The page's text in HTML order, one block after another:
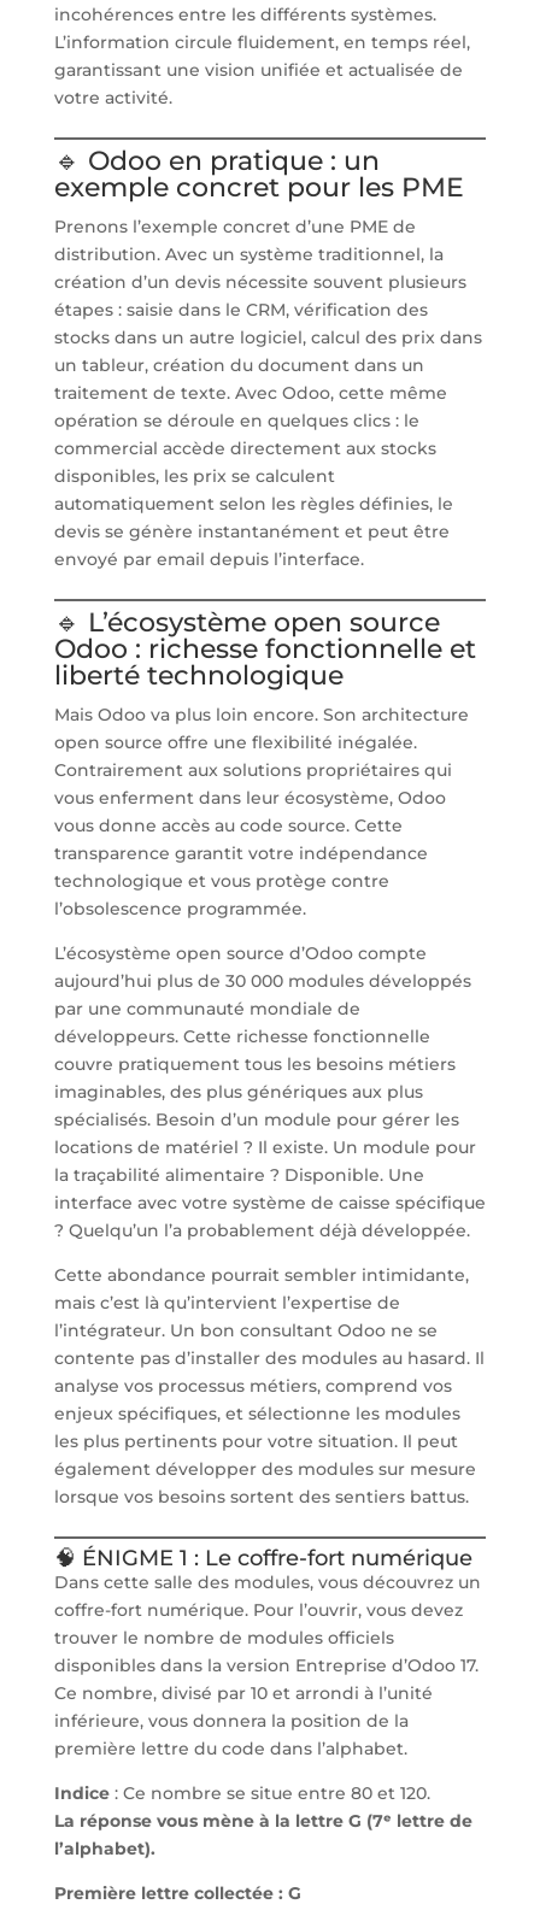
incohérences entre les différents systèmes.
L’information circule fluidement, en temps réel,
garantissant une vision unifiée et actualisée de
votre activité.
🔹 Odoo en pratique : un
exemple concret pour les PME
Prenons l’exemple concret d’une PME de
distribution. Avec un système traditionnel, la
création d’un devis nécessite souvent plusieurs
étapes : saisie dans le CRM, vérification des
stocks dans un autre logiciel, calcul des prix dans
un tableur, création du document dans un
traitement de texte. Avec Odoo, cette même
opération se déroule en quelques clics : le
commercial accède directement aux stocks
disponibles, les prix se calculent
automatiquement selon les règles définies, le
devis se génère instantanément et peut être
envoyé par email depuis l’interface.
🔹 L’écosystème open source
Odoo : richesse fonctionnelle et
liberté technologique
Mais Odoo va plus loin encore. Son architecture
open source offre une flexibilité inégalée.
Contrairement aux solutions propriétaires qui
vous enferment dans leur écosystème, Odoo
vous donne accès au code source. Cette
transparence garantit votre indépendance
technologique et vous protège contre
l’obsolescence programmée.
L’écosystème open source d’Odoo compte
aujourd’hui plus de 30 000 modules développés
par une communauté mondiale de
développeurs. Cette richesse fonctionnelle
couvre pratiquement tous les besoins métiers
imaginables, des plus génériques aux plus
spécialisés. Besoin d’un module pour gérer les
locations de matériel ? Il existe. Un module pour
la traçabilité alimentaire ? Disponible. Une
interface avec votre système de caisse spécifique
? Quelqu’un l’a probablement déjà développée.
Cette abondance pourrait sembler intimidante,
mais c’est là qu’intervient l’expertise de
l’intégrateur. Un bon consultant Odoo ne se
contente pas d’installer des modules au hasard. Il
analyse vos processus métiers, comprend vos
enjeux spécifiques, et sélectionne les modules
les plus pertinents pour votre situation. Il peut
également développer des modules sur mesure
lorsque vos besoins sortent des sentiers battus.
🧠 ÉNIGME 1 : Le coffre-fort numérique
Dans cette salle des modules, vous découvrez un
coffre-fort numérique. Pour l’ouvrir, vous devez
trouver le nombre de modules officiels
disponibles dans la version Entreprise d’Odoo 17.
Ce nombre, divisé par 10 et arrondi à l’unité
inférieure, vous donnera la position de la
première lettre du code dans l’alphabet.
Indice: Ce nombre se situe entre 80 et 120.
La réponse vous mène à la lettre G (7ᵉ lettre de
l’alphabet).
Première lettre collectée : G